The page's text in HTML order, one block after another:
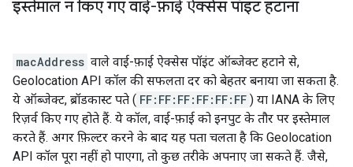
इस्तेमाल न किए गए वाई-फ़ाई ऐक्सेस पॉइंट हटाना
macAddress वाले वाई-फ़ाई ऐक्सेस पॉइंट ऑब्जेक्ट हटाने से,
Geolocation API कॉल की सफलता दर को बेहतर बनाया जा सकता है.
ये ऑब्जेक्ट, ब्रॉडकास्ट पते ( FF:FF:FF:FF:FF:FF ) या IANA के लिए
रिज़र्व किए गए होते हैं. ये कॉल, वाई-फ़ाई को इनपुट के तौर पर इस्तेमाल
करते हैं. अगर फ़िल्टर करने के बाद यह पता चलता है कि Geolocation
API कॉल पूरा नहीं हो पाएगा, तो कुछ तरीके अपनाए जा सकते हैं. जैसे,